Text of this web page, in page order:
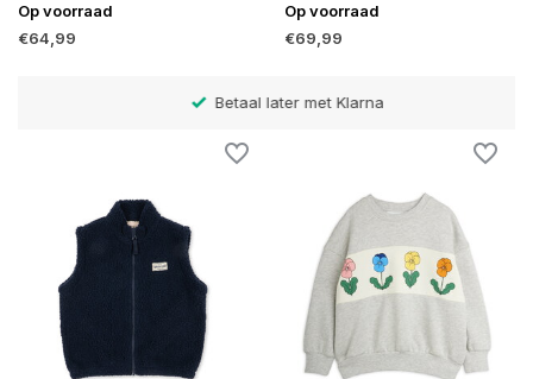
Op voorraad
€64,99
Op voorraad
€69,99
Betaal later met Klarna